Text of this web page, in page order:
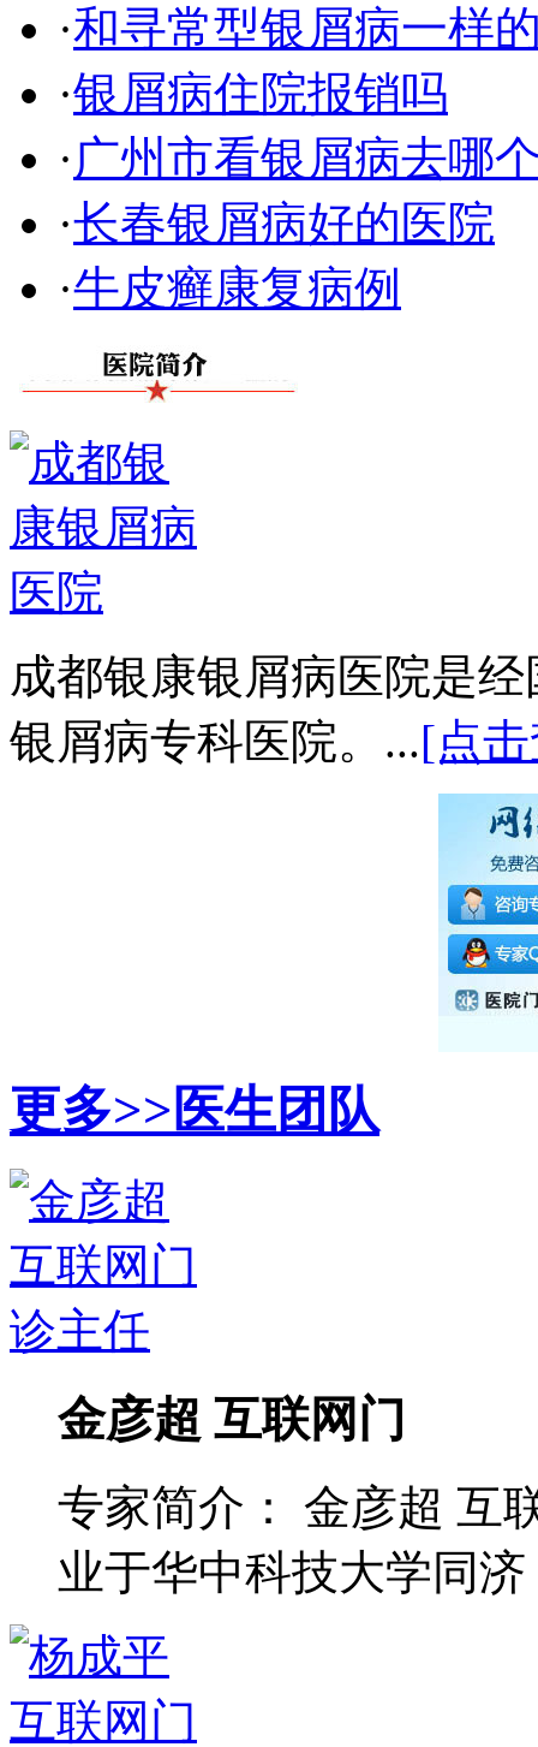
·和寻常型银屑病一样
·银屑病住院报销吗
·广州市看银屑病去哪
·长春银屑病好的医院
·牛皮癣康复病例
成都银康银屑病医院是
银屑病专科医院。...[点
更多>>医生团队
金彦超 互联网门
专家简介： 金彦超 互
业于华中科技大学同济